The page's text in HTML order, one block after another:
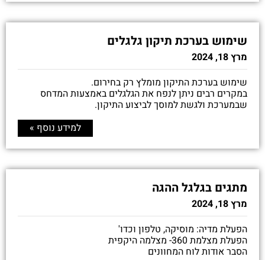
שימוש בערכת תיקון גלגלים
מרץ 18, 2024
שימוש בערכת התיקון מומלץ רק בחירום.
במקרים רבים ניתן לנפח את הגלגלים באמצעות המדחס
שבמערכת ולגשת למוסך לביצוע התיקון.
למידע נוסף »
מתגים בגלגל ההגה
מרץ 18, 2024
הפעלת מדיה: מוסיקה, טלפון וכדו'
הפעלת מצלמת 360- מצלמה היקפית
הסבר אודות לוח המחוונים